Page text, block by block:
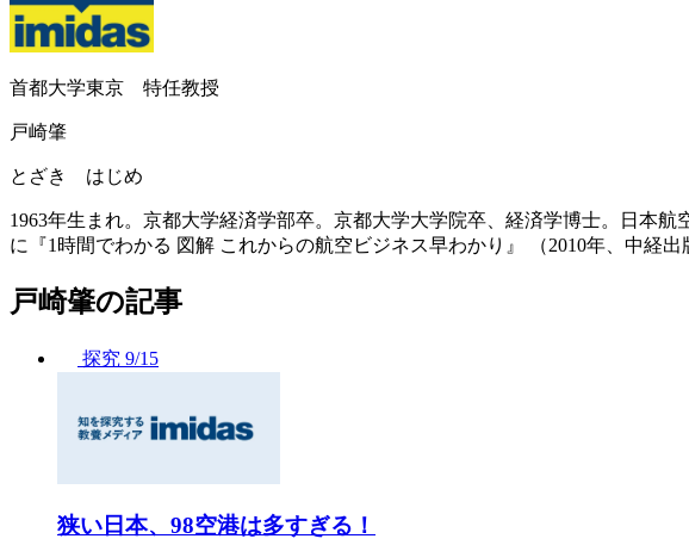
首都大学東京 特任教授
戸崎肇
とざき はじめ
1963年生まれ。京都大学経済学部卒。京都大学大学院卒、経済学博士。日本
に『1時間でわかる 図解 これからの航空ビジネス早わかり』 （2010年、中経
戸崎肇の記事
探究 9/15
狭い日本、98空港は多すぎる！